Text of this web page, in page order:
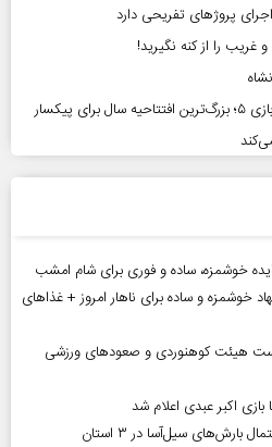
پروژهای تفریحی دارد
را از کنه نگیرید!
درست کنم؟ | ۲۰ پیشنهاد خوشمزه و ساده برای ناهار امروز + غذاهای
هیئت کوهنوردی و صعودهای ورزشی
اکبر عبدی اعلام شد